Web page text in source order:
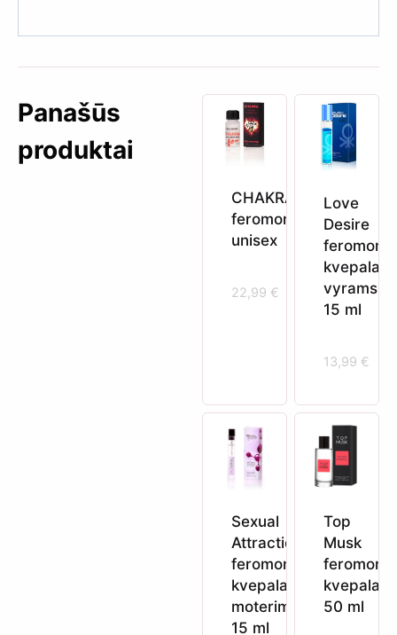
Panašūs
produktai
CHAKRA
feromonai
unisex
22,99 €
Love
Desire
feromonų
kvepalai
vyrams
15 ml
13,99 €
Sexual
Attraction
feromonų
kvepalai
moterims
15 ml
Top
Musk
feromonų
kvepalai
50 ml